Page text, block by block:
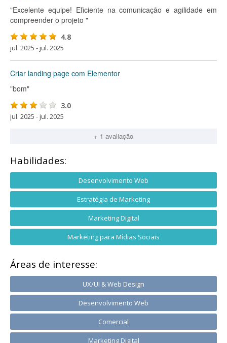
"Excelente equipe! Eficiente na comunicação e agilidade em
compreender o projeto "
4.8
jul. 2025 - jul. 2025
Criar landing page com Elementor
"bom"
3.0
jul. 2025 - jul. 2025
+ 1 avaliação
Habilidades:
Desenvolvimento Web
Estratégia de Marketing
Marketing Digital
Marketing para Mídias Sociais
Áreas de interesse:
UX/UI & Web Design
Desenvolvimento Web
Comercial
Marketing Digital